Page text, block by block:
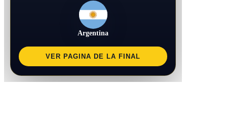
Argentina
VER PAGINA DE LA FINAL